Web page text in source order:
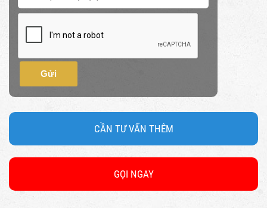
Gửi
CẦN TƯ VẤN THÊM
GỌI NGAY